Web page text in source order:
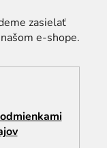
zasielať
e-shope.